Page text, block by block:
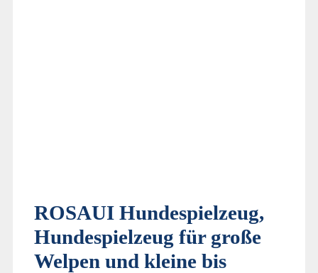
ROSAUI Hundespielzeug,
Hundespielzeug für große
Welpen und kleine bis